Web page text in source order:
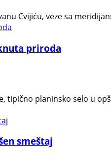
Cvijiću, veze sa
priroda
tipično planinsko selo u
smeštaj